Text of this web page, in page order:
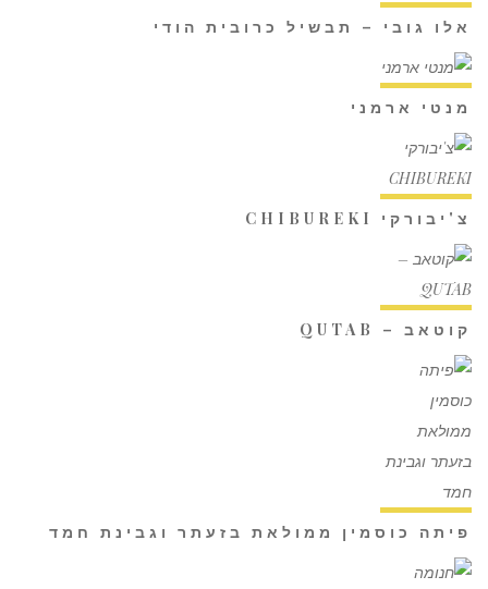
אלו גובי – תבשיל כרובית הודי
מנטי ארמני
צ'יבורקי CHIBUREKI
קוטאב – QUTAB
פיתה כוסמין ממולאת בזעתר וגבינת חמד